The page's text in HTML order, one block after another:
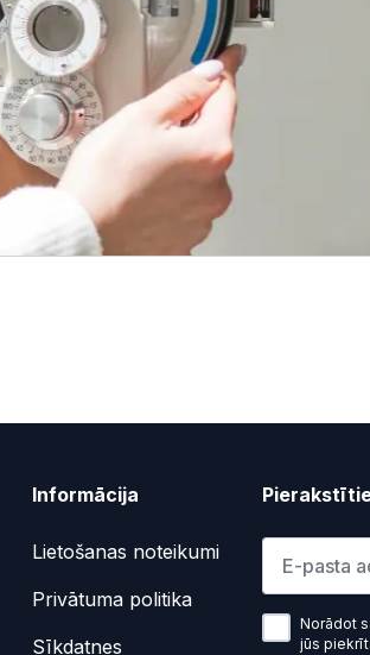
Informācija
Lietošanas noteikumi
Privātuma politika
Sīkdatnes
Norādot
jūs